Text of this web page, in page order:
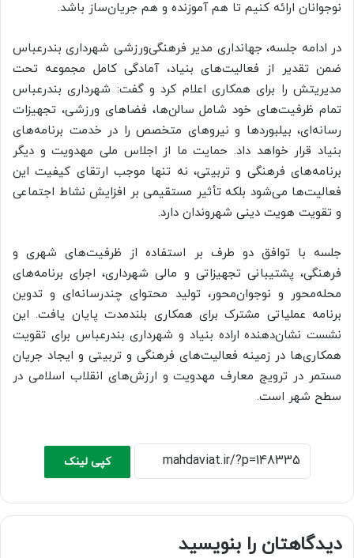
نوجوانان ارائه کنیم تا هم آموزنده و هم جریان‌ساز باشد.
در ادامه جلسه، جهانداری مدیر فرهنگی‌ورزشی شهرداری بندرعباس
ضمن تقدیر از فعالیت‌های بنیاد، آمادگی کامل مجموعه تحت
مدیریتش را برای همکاری اعلام کرد و گفت: شهرداری بندرعباس
تمام ظرفیت‌های خود شامل سالن‌ها، فضاهای ورزشی، تجهیزات
رسانه‌ای، بیلبوردها و نیروهای متخصص را در خدمت برنامه‌های
بنیاد قرار خواهد داد. حمایت ما از اجلاس ملی مهدویت و دیگر
برنامه‌های فرهنگی و تربیتی، نه تنها موجب ارتقای کیفیت این
فعالیت‌ها می‌شود بلکه تأثیر مستقیمی بر افزایش نشاط اجتماعی
و تقویت هویت دینی شهروندان دارد.
جلسه با توافق دو طرف بر استفاده از ظرفیت‌های شهری و
فرهنگی، پشتیبانی تجهیزاتی و مالی شهرداری، اجرای برنامه‌های
محله‌محور و نوجوان‌محور، تولید محتوای چندرسانه‌ای و تدوین
برنامه عملیاتی مشترک برای همکاری بلندمدت پایان یافت. این
نشست نشان‌دهنده اراده بنیاد و شهرداری بندرعباس برای تقویت
همکاری‌ها در زمینه فعالیت‌های فرهنگی و تربیتی و ایجاد جریان
مستمر در ترویج معارف مهدویت و ارزش‌های انقلاب اسلامی در
سطح شهر است.
کپی لینک
دیدگاهتان را بنویسید